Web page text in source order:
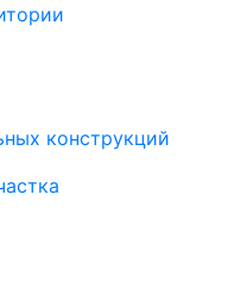
конструкций